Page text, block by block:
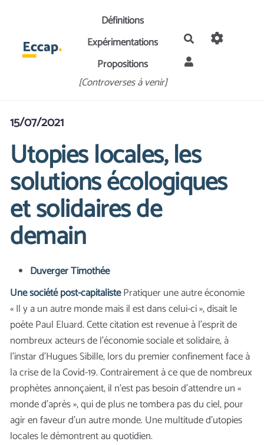
Aller au contenu principalDéfinitions
Expérimentations
Propositions
[Controverses à venir]
Rechercher
15/07/2021
Utopies locales, les
solutions écologiques
et solidaires de
demain
Duverger Timothée
Une société post-capitalistePratiquer une autre économie
« Il y a un autre monde mais il est dans celui-ci », disait le
poète Paul Eluard. Cette citation est revenue à l’esprit de
nombreux acteurs de l’économie sociale et solidaire, à
l’instar d’Hugues Sibille, lors du premier confinement face à
la crise de la Covid-19. Contrairement à ce que de nombreux
prophètes annonçaient, il n’est pas besoin d’attendre un «
monde d’après », qui de plus ne tombera pas du ciel, pour
agir en faveur d’un autre monde. Une multitude d’utopies
locales le démontrent au quotidien.